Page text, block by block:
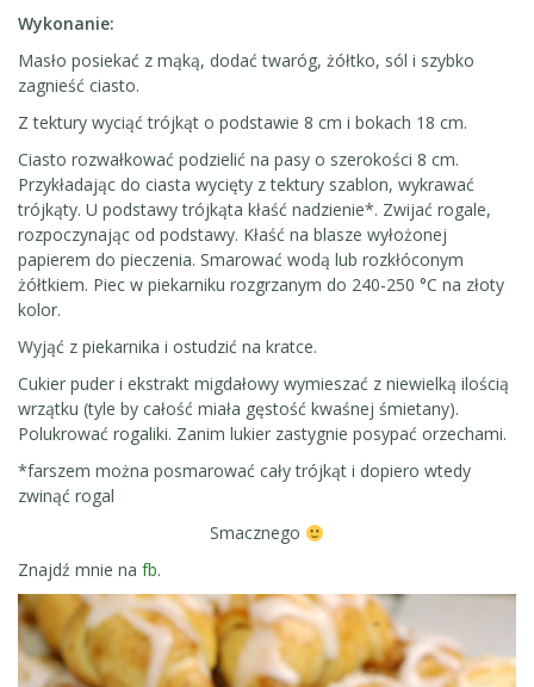
Wykonanie:
Masło posiekać z mąką, dodać twaróg, żółtko, sól i szybko
zagnieść ciasto.
Z tektury wyciąć trójkąt o podstawie 8 cm i bokach 18 cm.
Ciasto rozwałkować podzielić na pasy o szerokości 8 cm.
Przykładając do ciasta wycięty z tektury szablon, wykrawać
trójkąty. U podstawy trójkąta kłaść nadzienie*. Zwijać rogale,
rozpoczynając od podstawy. Kłaść na blasze wyłożonej
papierem do pieczenia. Smarować wodą lub rozkłóconym
żółtkiem. Piec w piekarniku rozgrzanym do 240-250 °C na złoty
kolor.
Wyjąć z piekarnika i ostudzić na kratce.
Cukier puder i ekstrakt migdałowy wymieszać z niewielką ilością
wrzątku (tyle by całość miała gęstość kwaśnej śmietany).
Polukrować rogaliki. Zanim lukier zastygnie posypać orzechami.
*farszem można posmarować cały trójkąt i dopiero wtedy
zwinąć rogal
Smacznego
Znajdź mnie na fb.